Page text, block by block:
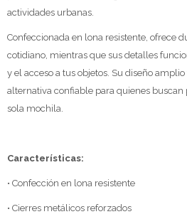
actividades urbanas.
Confeccionada en lona resistente, ofrece
cotidiano, mientras que sus detalles
y el acceso a tus objetos. Su diseño
alternativa confiable para quienes
sola mochila.
Características:
• Confección en lona resistente
• Cierres metálicos reforzados